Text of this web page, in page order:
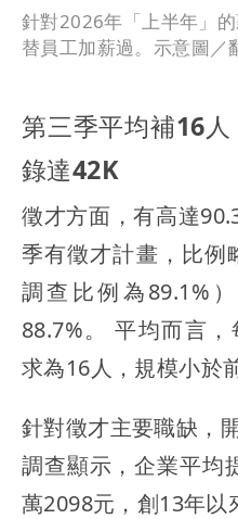
針對2026年「上半年」
替員工加薪過。示意圖／
第三季平均補16
錄達42K
徵才方面，有高達
季有徵才計畫，比例
調查比例為89.1%
88.7%。 平均而言
求為16人，規模小於
針對徵才主要職缺，
調查顯示，企業平均
萬2098元，創13年以